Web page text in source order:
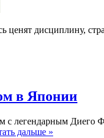
ценят дисциплину,
в Японии
с легендарным Диего
дальше »